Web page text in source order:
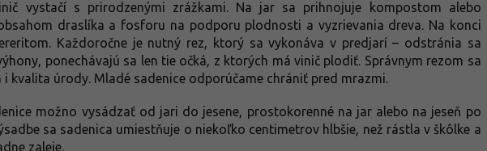
vystačí s prirodzenými zrážkami. Na jar sa prihnojuje kompostom alebo
draslíka a fosforu na podporu plodnosti a vyzrievania dreva. Na konci
Každoročne je nutný rez, ktorý sa vykonáva v predjarí – odstránia sa
ponechávajú sa len tie očká, z ktorých má vinič plodiť. Správnym rezom sa
kvalita úrody. Mladé sadenice odporúčame chrániť pred mrazmi.
možno vysádzať od jari do jesene, prostokorenné na jar alebo na jeseň po
sa sadenica umiestňuje o niekoľko centimetrov hlbšie, než rástla v škôlke a
zaleje.